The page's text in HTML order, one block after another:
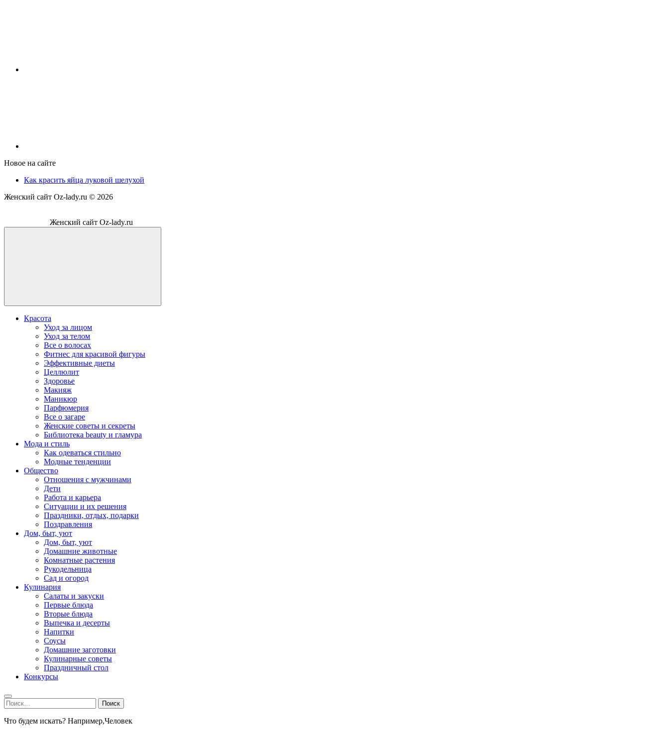
Новое на сайте
Как красить яйца луковой шелухой
Женский сайт Oz-lady.ru © 2026
Женский сайт Oz-lady.ru
Красота
Уход за лицом
Уход за телом
Все о волосах
Фитнес для красивой фигуры
Эффективные диеты
Целлюлит
Здоровье
Макияж
Маникюр
Парфюмерия
Все о загаре
Женские советы и секреты
Библиотека beauty и гламура
Мода и стиль
Как одеваться стильно
Модные тенденции
Общество
Отношения с мужчинами
Дети
Работа и карьера
Ситуации и их решения
Праздники, отдых, подарки
Поздравления
Дом, быт, уют
Дом, быт, уют
Домашние животные
Комнатные растения
Рукодельница
Сад и огород
Кулинария
Салаты и закуски
Первые блюда
Вторые блюда
Выпечка и десерты
Напитки
Соусы
Домашние заготовки
Кулинарные советы
Праздничный стол
Конкурсы
Найти:
Что будем искать? Например,Человек